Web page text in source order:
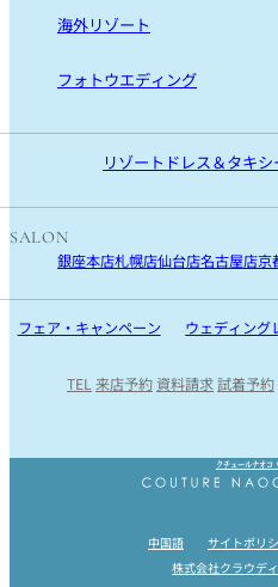
国内リゾート TOP
宮古島
石垣島
海外リゾート
海外リゾート TOP
フォトウエディング
沖縄・宮古島・石垣島・ハワイ・モルデ
リゾートドレス＆タキシ
SALON
銀座本店札幌店仙台店名古屋店京
フェア・キャンペーン ウェディング
TEL来店予約資料請求試着予約
クチュールナオコ
中国語 サイトポリ
株式会社クラウデ